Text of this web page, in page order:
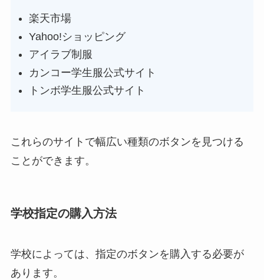
楽天市場
Yahoo!ショッピング
アイラブ制服
カンコー学生服公式サイト
トンボ学生服公式サイト
これらのサイトで幅広い種類のボタンを見つける
ことができます。
学校指定の購入方法
学校によっては、指定のボタンを購入する必要が
あります。